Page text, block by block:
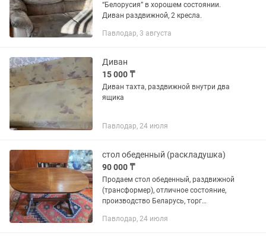
“Белорусия” в хорошем состоянии.
Диван раздвижной, 2 кресла.
Павлодар, 3 августа
Диван
15 000 ₸
Диван тахта, раздвижной внутри два
ящика
Павлодар, 24 июля
стол обеденный (раскладушка)
90 000 ₸
Продаем стол обеденный, раздвижной
(трансформер), отличное состояние,
производство Беларусь, торг
более 250 тысяч тенге. причина
Павлодар, 24 июля